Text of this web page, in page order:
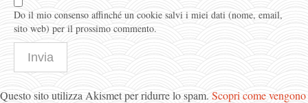
Do il mio consenso affinché un cookie salvi i miei dati (nome, email,
sito web) per il prossimo commento.
Questo sito utilizza Akismet per ridurre lo spam. Scopri come vengono